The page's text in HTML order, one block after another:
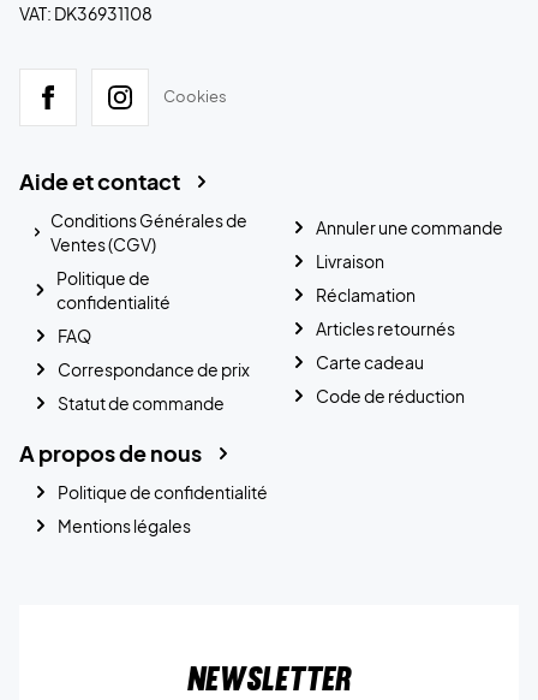
VAT: DK36931108
Cookies
Aide et contact
Conditions Générales de
Ventes (CGV)
Politique de
confidentialité
FAQ
Correspondance de prix
Statut de commande
Annuler une commande
Livraison
Réclamation
Articles retournés
Carte cadeau
Code de réduction
A propos de nous
Politique de confidentialité
Mentions légales
Newsletter